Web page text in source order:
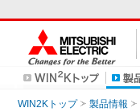
WIN2Kトップ 製品情報